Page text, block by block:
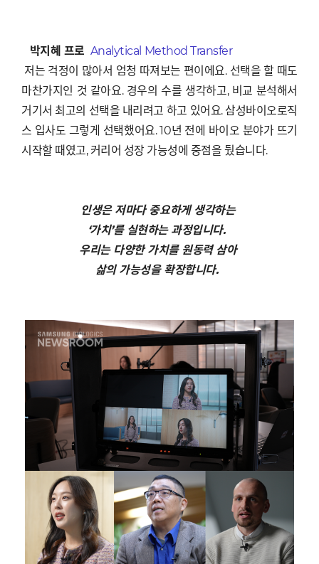
박지혜 프로 Analytical Method Transfer
저는 걱정이 많아서 엄청 따져보는 편이에요. 선택을 할 때도
마찬가지인 것 같아요. 경우의 수를 생각하고, 비교 분석해서
거기서 최고의 선택을 내리려고 하고 있어요. 삼성바이오로직
스 입사도 그렇게 선택했어요. 10년 전에 바이오 분야가 뜨기
시작할 때였고, 커리어 성장 가능성에 중점을 뒀습니다.
인생은 저마다 중요하게 생각하는
‘가치’를 실현하는 과정입니다.
우리는 다양한 가치를 원동력 삼아
삶의 가능성을 확장합니다.